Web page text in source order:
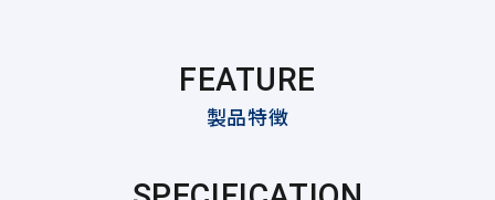
FEATURE
製品特徴